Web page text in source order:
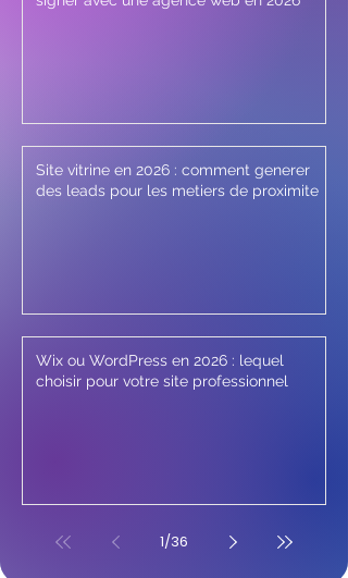
Site vitrine en 2026 : comment generer
des leads pour les metiers de proximite
Wix ou WordPress en 2026 : lequel
choisir pour votre site professionnel
1/36